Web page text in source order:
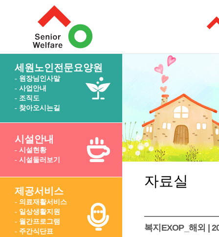
세원노인전문요양원
- 원장님인사말
- 사업안내
- 조직도
- 찾아오시는길
시설안내
- 시설현황
- 시설둘러보기
제공서비스
- 의료재활서비스
- 일상생활지원
- 월간프로그램
- 주간식단표
자료실
복지EXOP_해외 |